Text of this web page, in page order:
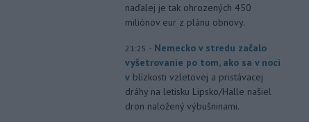
naďalej je tak ohrozených 450
miliónov eur z plánu obnovy.
21:25 - Nemecko v stredu začalo
vyšetrovanie po tom, ako sa v noci
v blízkosti vzletovej a pristávacej
dráhy na letisku Lipsko/Halle našiel
dron naložený výbušninami.